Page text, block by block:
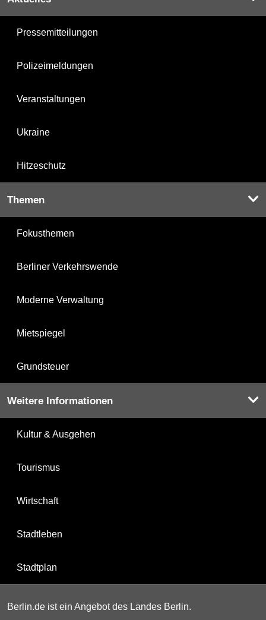
Pressemitteilungen
Polizeimeldungen
Veranstaltungen
Ukraine
Hitzeschutz
Themen
Fokusthemen
Berliner Verkehrswende
Moderne Verwaltung
Mietspiegel
Grundsteuer
Weitere Informationen
Kultur & Ausgehen
Tourismus
Wirtschaft
Stadtleben
Stadtplan
Berlin.de ist ein Angebot des Landes Berlin.